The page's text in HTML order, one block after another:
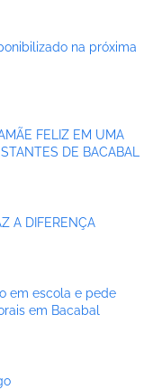
na próxima
FELIZ EM UMA
DE BACABAL
A DIFERENÇA
em escola e pede
em Bacabal